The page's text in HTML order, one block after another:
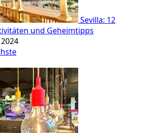
Sevilla: 12
und Geheimtipps